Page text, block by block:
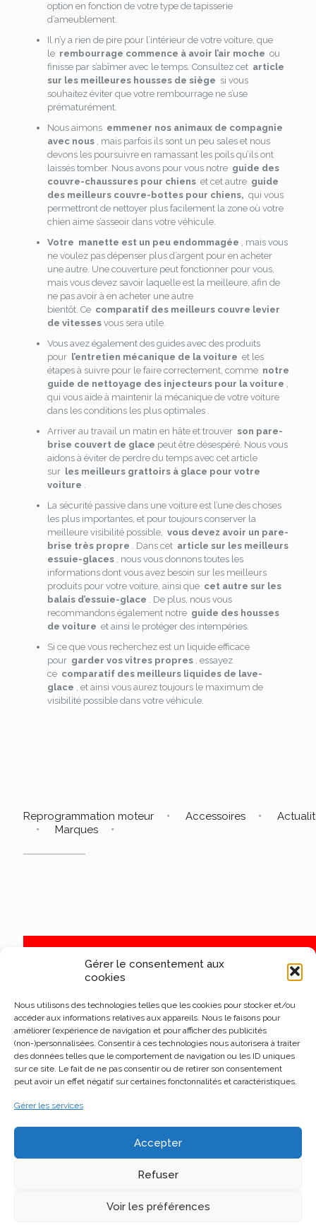
Gérer le consentement aux
cookies
Nous utilisons des technologies telles que les cookies pour stocker et/ou
accéder aux informations relatives aux appareils. Nous le faisons pour
améliorer l’expérience de navigation et pour afficher des publicités
(non-)personnalisées. Consentir à ces technologies nous autorisera à traiter
des données telles que le comportement de navigation ou les ID uniques
sur ce site. Le fait de ne pas consentir ou de retirer son consentement
peut avoir un effet négatif sur certaines fonctonnalités et caractéristiques.
Gérer les services
Accepter
Refuser
Voir les préférences
option en fonction de votre type de tapisserie
d’ameublement.
Il n’y a rien de pire pour l’intérieur de votre voiture, que
le rembourrage commence à avoir l’air moche ou
finisse par s’abîmer avec le temps. Consultez cet article
sur les meilleures housses de siège si vous
souhaitez éviter que votre rembourrage ne s’use
prématurément.
Nous aimons emmener nos animaux de compagnie
avec nous, mais parfois ils sont un peu sales et nous
devons les poursuivre en ramassant les poils qu’ils ont
laissés tomber. Nous avons pour vous notre guide des
couvre-chaussures pour chienset cet autre guide
des meilleurs couvre-bottes pour chiens, qui vous
permettront de nettoyer plus facilement la zone où votre
chien aime s’asseoir dans votre véhicule.
Votre manette est un peu endommagée , mais vous
ne voulez pas dépenser plus d’argent pour en acheter
une autre. Une couverture peut fonctionner pour vous,
mais vous devez savoir laquelle est la meilleure, afin de
ne pas avoir à en acheter une autre
bientôt. Ce comparatif des meilleurs couvre levier
de vitessesvous sera utile.
Vous avez également des guides avec des produits
pour l’entretien mécanique de la voiture et les
étapes à suivre pour le faire correctement, comme notre
guide de nettoyage des injecteurs pour la voiture ,
qui vous aide à maintenir la mécanique de votre voiture
dans les conditions les plus optimales .
Arriver au travail un matin en hâte et trouver son pare-
brise couvert de glace peut être désespéré. Nous vous
aidons à éviter de perdre du temps avec cet article
sur les meilleurs grattoirs à glace pour votre
voiture .
La sécurité passive dans une voiture est l’une des choses
les plus importantes, et pour toujours conserver la
meilleure visibilité possible, vous devez avoir un pare-
brise très propre . Dans cet article sur les meilleurs
essuie-glaces, nous vous donnons toutes les
informations dont vous avez besoin sur les meilleurs
produits pour votre voiture, ainsi que cet autre sur les
balais d’essuie-glace . De plus, nous vous
recommandons également notre guide des housses
de voiture et ainsi le protéger des intempéries.
Si ce que vous recherchez est un liquide efficace
pour garder vos vitres propres, essayez
ce comparatif des meilleurs liquides de lave-
glace , et ainsi vous aurez toujours le maximum de
visibilité possible dans votre véhicule.
Reprogrammation moteur Accessoires
Marques